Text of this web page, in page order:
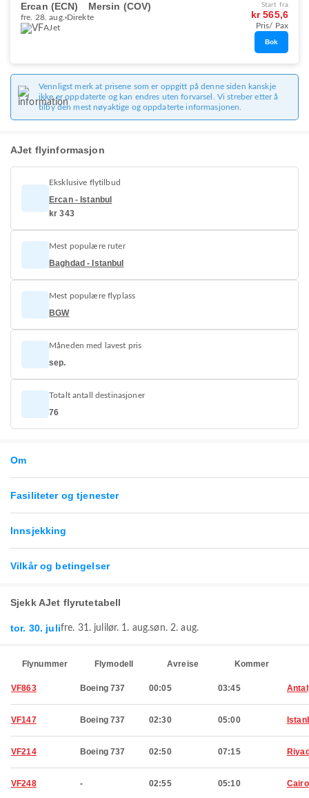
Ercan (ECN) Mersin (COV)
fre. 28. aug. Direkte
AJet
Start fra
kr 565,6
Pris/ Pax
Bok
Vennligst merk at prisene som er oppgitt på denne siden kanskje
ikke er oppdaterte og kan endres uten forvarsel. Vi streber etter å
tilby den mest nøyaktige og oppdaterte informasjonen.
AJet flyinformasjon
Eksklusive flytilbud
Ercan - Istanbul
kr 343
Mest populære ruter
Baghdad - Istanbul
Mest populære flyplass
BGW
Måneden med lavest pris
sep.
Totalt antall destinasjoner
76
Om
Fasiliteter og tjenester
Innsjekking
Vilkår og betingelser
Sjekk AJet flyrutetabell
tor. 30. julifre. 31. julilør. 1. aug.søn. 2. aug.
Flynummer Flymodell Avreise Kommer
VF863 Boeing 737 00:05 03:45
VF147 Boeing 737 02:30 05:00
VF214 Boeing 737 02:50 07:15
VF248 - 02:55 05:10 Cairo